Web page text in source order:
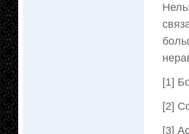
[1]
[2]
[3]